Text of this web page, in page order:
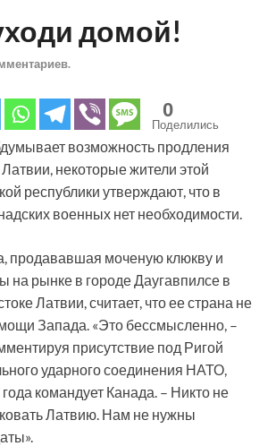
домой!
0
Поделились
возможность продления
некоторые жители этой
республики утверждают, что в
военных нет необходимости.
продававшая моченую клюкву и
на рынке в городе Даугавпилсе в
Латвии, считает, что ее страна не
Запада. «Это бессмысленно, –
присутствие под Ригой
ударного соединения НАТО,
командует Канада. – Никто не
Латвию. Нам не нужны